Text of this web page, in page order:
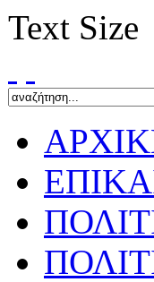
Text Size